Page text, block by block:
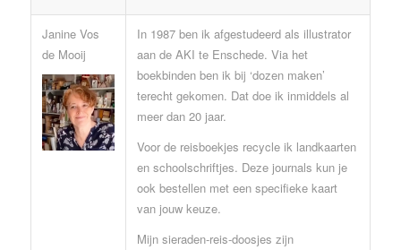
Janine Vos
de Mooij
In 1987 ben ik afgestudeerd als illustrator
aan de AKI te Enschede. Via het
boekbinden ben ik bij ‘dozen maken’
terecht gekomen. Dat doe ik inmiddels al
meer dan 20 jaar.
Voor de reisboekjes recycle ik landkaarten
en schoolschriftjes. Deze journals kun je
ook bestellen met een specifieke kaart
van jouw keuze.
Mijn sieraden-reis-doosjes zijn